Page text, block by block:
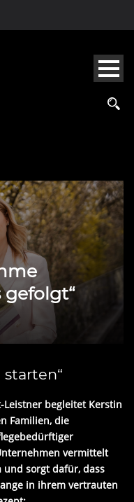
gefolgt“
begleitet Kerstin
Familien, die
vermittelt
und sorgt dafür, dass
in ihrem vertrauten